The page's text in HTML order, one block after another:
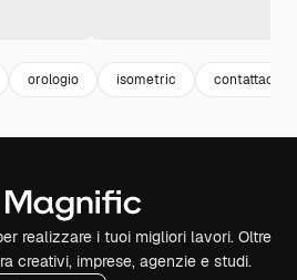
orologio isometric contattaci
realizzare i tuoi migliori lavori. Oltre
creativi, imprese, agenzie e studi.